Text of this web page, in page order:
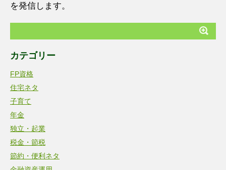
を発信します。
カテゴリー
FP資格
住宅ネタ
子育て
年金
独立・起業
税金・節税
節約・便利ネタ